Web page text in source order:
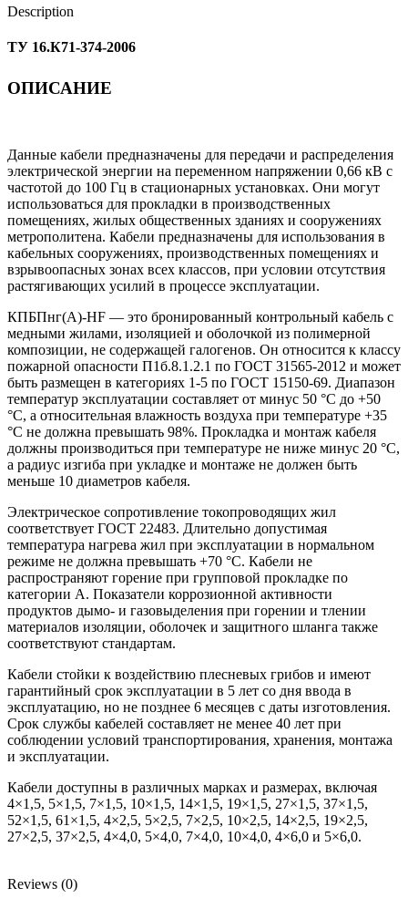
Description
ТУ 16.К71-374-2006
ОПИСАНИЕ
Данные кабели предназначены для передачи и распределения
электрической энергии на переменном напряжении 0,66 кВ с
частотой до 100 Гц в стационарных установках. Они могут
использоваться для прокладки в производственных
помещениях, жилых общественных зданиях и сооружениях
метрополитена. Кабели предназначены для использования в
кабельных сооружениях, производственных помещениях и
взрывоопасных зонах всех классов, при условии отсутствия
растягивающих усилий в процессе эксплуатации.
КПБПнг(А)-HF — это бронированный контрольный кабель с
медными жилами, изоляцией и оболочкой из полимерной
композиции, не содержащей галогенов. Он относится к классу
пожарной опасности П1б.8.1.2.1 по ГОСТ 31565-2012 и может
быть размещен в категориях 1-5 по ГОСТ 15150-69. Диапазон
температур эксплуатации составляет от минус 50 °С до +50
°С, а относительная влажность воздуха при температуре +35
°С не должна превышать 98%. Прокладка и монтаж кабеля
должны производиться при температуре не ниже минус 20 °С,
а радиус изгиба при укладке и монтаже не должен быть
меньше 10 диаметров кабеля.
Электрическое сопротивление токопроводящих жил
соответствует ГОСТ 22483. Длительно допустимая
температура нагрева жил при эксплуатации в нормальном
режиме не должна превышать +70 °С. Кабели не
распространяют горение при групповой прокладке по
категории А. Показатели коррозионной активности
продуктов дымо- и газовыделения при горении и тлении
материалов изоляции, оболочек и защитного шланга также
соответствуют стандартам.
Кабели стойки к воздействию плесневых грибов и имеют
гарантийный срок эксплуатации в 5 лет со дня ввода в
эксплуатацию, но не позднее 6 месяцев с даты изготовления.
Срок службы кабелей составляет не менее 40 лет при
соблюдении условий транспортирования, хранения, монтажа
и эксплуатации.
Кабели доступны в различных марках и размерах, включая
4×1,5, 5×1,5, 7×1,5, 10×1,5, 14×1,5, 19×1,5, 27×1,5, 37×1,5,
52×1,5, 61×1,5, 4×2,5, 5×2,5, 7×2,5, 10×2,5, 14×2,5, 19×2,5,
27×2,5, 37×2,5, 4×4,0, 5×4,0, 7×4,0, 10×4,0, 4×6,0 и 5×6,0.
Reviews (0)